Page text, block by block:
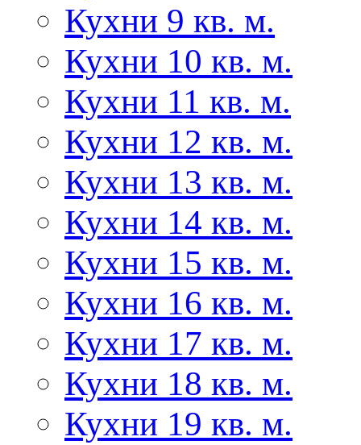
Кухни 9 кв. м.
Кухни 10 кв. м.
Кухни 11 кв. м.
Кухни 12 кв. м.
Кухни 13 кв. м.
Кухни 14 кв. м.
Кухни 15 кв. м.
Кухни 16 кв. м.
Кухни 17 кв. м.
Кухни 18 кв. м.
Кухни 19 кв. м.